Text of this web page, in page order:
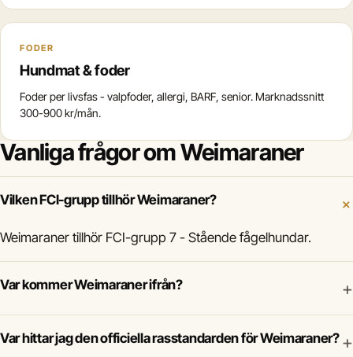
FODER
Hundmat & foder
Foder per livsfas - valpfoder, allergi, BARF, senior. Marknadssnitt
300-900 kr/mån.
Vanliga frågor om Weimaraner
Vilken FCI-grupp tillhör Weimaraner?
Weimaraner tillhör FCI-grupp 7 - Stående fågelhundar.
Var kommer Weimaraner ifrån? +
Var hittar jag den officiella rasstandarden för Weimaraner? +